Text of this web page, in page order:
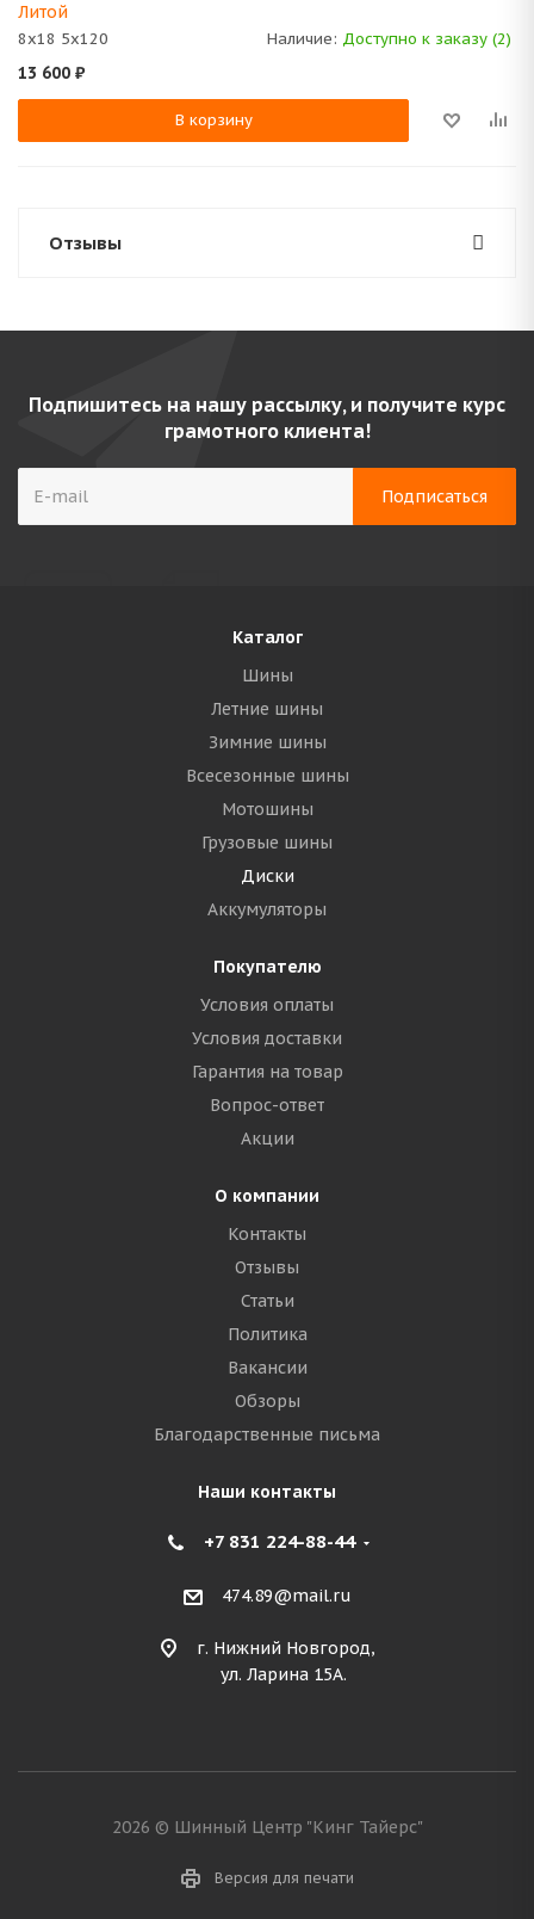
Литой
8x18 5x120 Наличие: Доступно к заказу (2)
13 600 ₽
В корзину
Отзывы
Подпишитесь на нашу рассылку, и получите курс
грамотного клиента!
Каталог
Шины
Летние шины
Зимние шины
Всесезонные шины
Мотошины
Грузовые шины
Диски
Аккумуляторы
Покупателю
Условия оплаты
Условия доставки
Гарантия на товар
Вопрос-ответ
Акции
О компании
Контакты
Отзывы
Статьи
Политика
Вакансии
Обзоры
Благодарственные письма
Наши контакты
+7 831 224-88-44
474.89@mail.ru
г. Нижний Новгород,
ул. Ларина 15А.
2026 © Шинный Центр "Кинг Тайерс"
Версия для печати